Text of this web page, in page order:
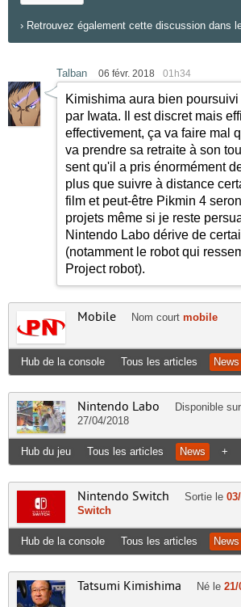
› Retrouvez également cette discussion dans
Talban 06 févr. 2018 01h34
Kimishima aura bien
par Iwata. Il est discret mais
effectivement, ça va faire mal
va prendre sa retraite à son
sent qu'il a pris énormément
plus que suivre à distance
film et peut-être Pikmin 4
projets même si je reste
Nintendo Labo dérive de
(notamment le robot qui
Project robot).
Mobile Nom court mobile
Hub de la console Tous les articles News
Nintendo Labo Disponible sur
27/04/2018
Hub du jeu Tous les articles News +
Nintendo Switch Sortie le
Switch
Hub de la console Tous les articles News
Tatsumi Kimishima Né le 21/